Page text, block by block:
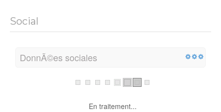
Social
DonnÃ©es sociales
En traitement...